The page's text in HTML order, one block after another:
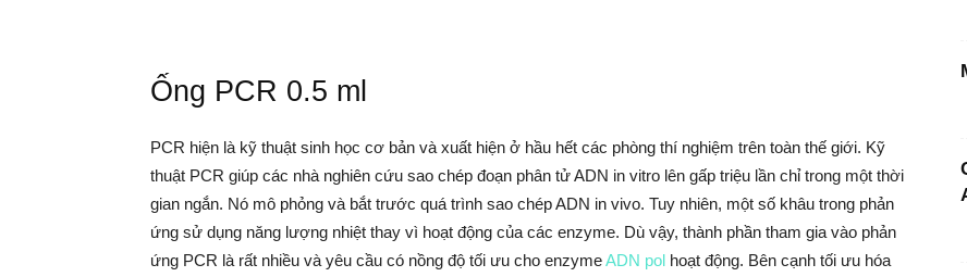
Ống PCR 0.5 ml
PCR hiện là kỹ thuật sinh học cơ bản và xuất hiện ở hầu hết các phòng thí nghiệm trên toàn thế giới. Kỹ
thuật PCR giúp các nhà nghiên cứu sao chép đoạn phân tử ADN in vitro lên gấp triệu lần chỉ trong một thời
gian ngắn. Nó mô phỏng và bắt trước quá trình sao chép ADN in vivo. Tuy nhiên, một số khâu trong phản
ứng sử dụng năng lượng nhiệt thay vì hoạt động của các enzyme. Dù vậy, thành phần tham gia vào phản
ứng PCR là rất nhiều và yêu cầu có nồng độ tối ưu cho enzymeADN pol hoạt động. Bên cạnh tối ưu hóa